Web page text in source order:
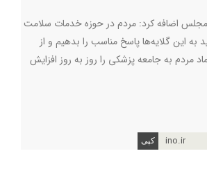
اضافه کرد: مردم در حوزه خدمات سلامت
به این گلایه‌ها پاسخ مناسب را بدهیم و از
مردم به جامعه پزشکی را روز به روز افزایش
ino.ir